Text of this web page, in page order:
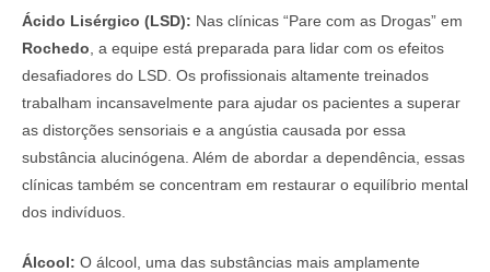
Ácido Lisérgico (LSD): Nas clínicas “Pare com as Drogas” em
Rochedo , a equipe está preparada para lidar com os efeitos
desafiadores do LSD. Os profissionais altamente treinados
trabalham incansavelmente para ajudar os pacientes a superar
as distorções sensoriais e a angústia causada por essa
substância alucinógena. Além de abordar a dependência, essas
clínicas também se concentram em restaurar o equilíbrio mental
dos indivíduos.
Álcool: O álcool, uma das substâncias mais amplamente